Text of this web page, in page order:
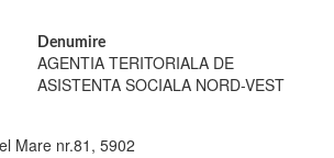
Denumire
AGENTIA TERITORIALA DE
ASISTENTA SOCIALA NORD-VEST
Mare nr.81, 5902